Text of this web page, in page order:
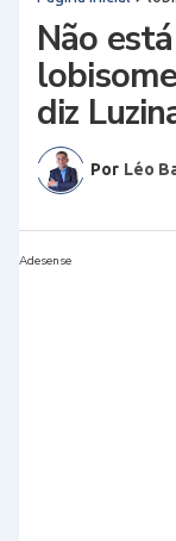
Não
diz
Por Léo
Adesense